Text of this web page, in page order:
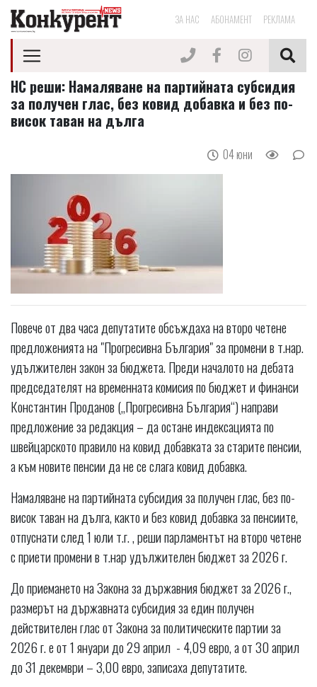
ЗА НАС АБОНАМЕНТ РЕКЛАМА
НС реши: Намаляване на партийната субсидия
за получен глас, без ковид добавка и без по-
висок таван на дълга
04 юни
Повече от два часа депутатите обсъждаха на второ четене
предложенията на "Прогресивна България" за промени в т.нар.
удължителен закон за бюджета. Преди началото на дебата
председателят на временната комисия по бюджет и финанси
Константин Проданов („Прогресивна България“) направи
предложение за редакция – да остане индексацията по
швейцарското правило на ковид добавката за старите пенсии,
а към новите пенсии да не се слага ковид добавка.
Намаляване на партийната субсидия за получен глас, без по-
висок таван на дълга, както и без ковид добавка за пенсиите,
отпуснати след 1 юли т.г. , реши парламентът на второ четене
с приети промени в т.нар удължителен бюджет за 2026 г.
До приемането на Закона за държавния бюджет за 2026 г.,
размерът на държавната субсидия за един получен
действителен глас от Закона за политическите партии за
2026 г. е от 1 януари до 29 април - 4,09 евро, а от 30 април
до 31 декември – 3,00 евро, записаха депутатите.